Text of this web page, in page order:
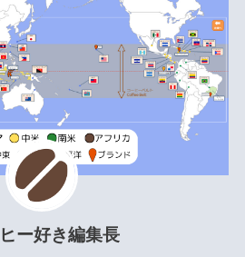
ー好き編集長